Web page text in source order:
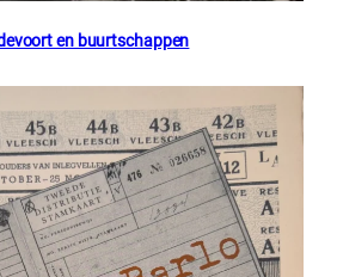
en buurtschappen